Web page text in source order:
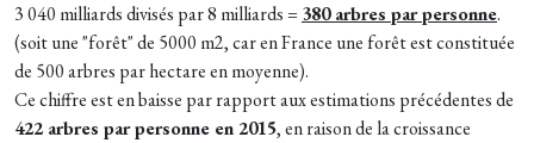
3 040 milliards divisés par 8 milliards =380 arbres par personne.
(soit une "forêt" de 5000 m2, car en France une forêt est constituée
de 500 arbres par hectare en moyenne).
Ce chiffre est en baisse par rapport aux estimations précédentes de
422 arbres par personne en 2015, en raison de la croissance